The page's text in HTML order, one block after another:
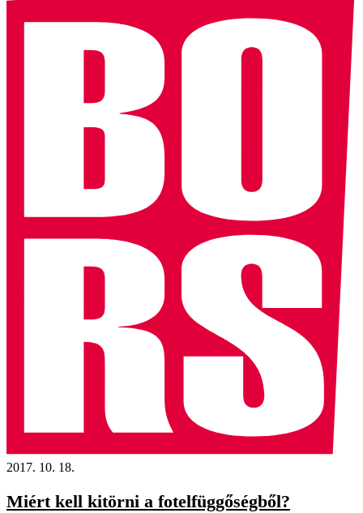
2017. 10. 18.
Miért kell kitörni a fotelfüggőségből?